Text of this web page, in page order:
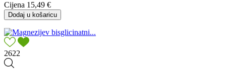
Cijena 15,49 €
Dodaj u košaricu
2622